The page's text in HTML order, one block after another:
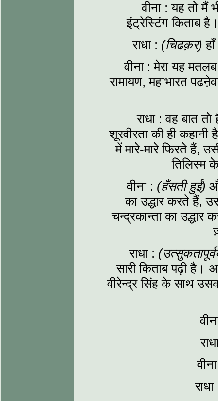
वीना : यह तो मैं
इंट्रेस्टिंग किताब
राधा : (चिढक़र)
वीना : मेरा यह
रामायण, महाभारत
राधा : वह बात
शूरवीरता की ही
में मारे-मारे फिरते हैं,
तिलिस्म
वीना : (हँसती हुई)
का उद्धार करते हैं,
चन्द्रकान्ता का
राधा :
सारी किताब पढ़ी है।
वीरेन्द्र सिंह के साथ